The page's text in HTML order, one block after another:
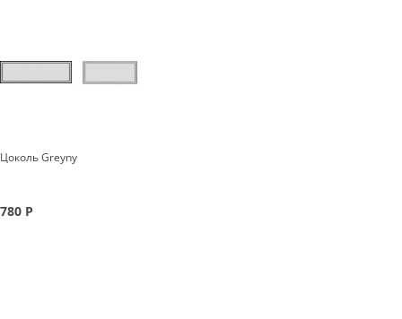
Цоколь Greyny
780 Р